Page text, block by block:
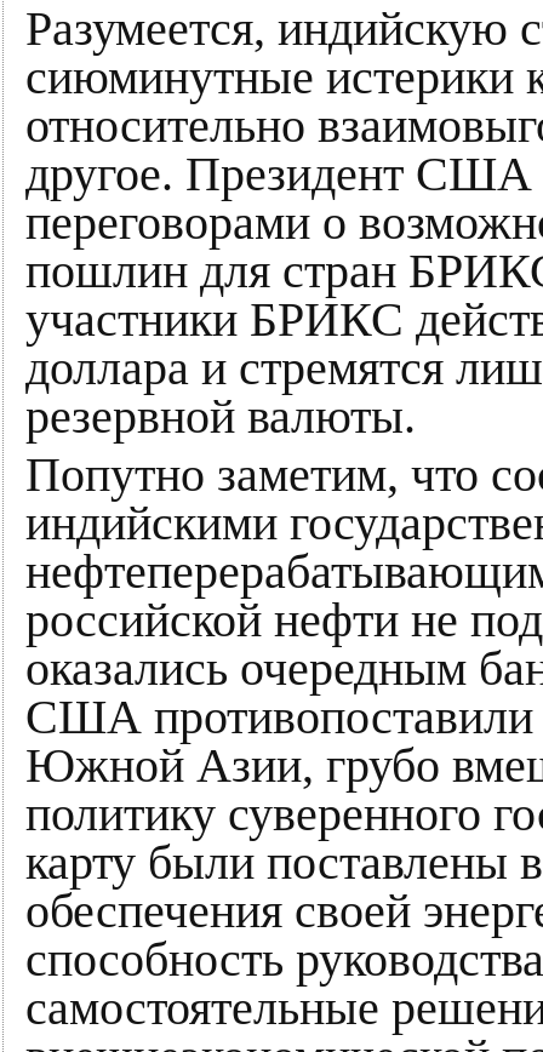
Разумеется, индийскую
сиюминутные истерики
относительно
другое. Президент США
переговорами о
пошлин для стран
участники БРИКС
доллара и стремятся
резервной валюты.
Попутно заметим, что
индийскими
российской нефти не
оказались очередным
США противопоставили
Южной Азии, грубо
политику суверенного
карту были поставлены
обеспечения своей
способность
самостоятельные